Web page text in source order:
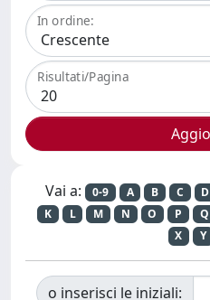
In ordine:
Risultati/Pagina
Vai a: 0-9 A B C D
K
L M N O P Q
X
Y
o inserisci le iniziali: